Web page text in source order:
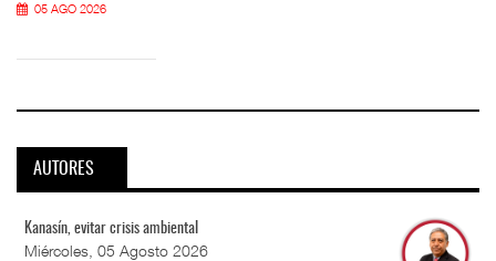
05 AGO 2026
AUTORES
Kanasín, evitar crisis ambiental
Miércoles, 05 Agosto 2026